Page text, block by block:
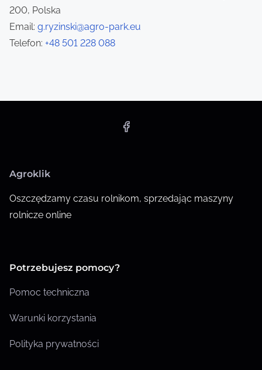
i
o
200, Polska
Email: g.ryzinski@agro-park.eu
Telefon: +48 501 228 088
Agroklik
Oszczędzamy czasu rolnikom, sprzedając maszyny
rolnicze online
Potrzebujesz pomocy?
Pomoc techniczna
Warunki korzystania
Polityka prywatności